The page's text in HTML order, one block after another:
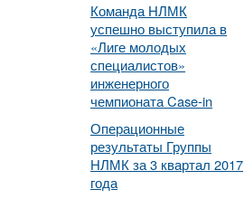
Команда НЛМК
успешно выступила в
«Лиге молодых
специалистов»
инженерного
чемпионата Case-in
Операционные
результаты Группы
НЛМК за 3 квартал 2017
года